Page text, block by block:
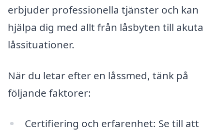
erbjuder professionella tjänster och kan
hjälpa dig med allt från låsbyten till akuta
låssituationer.
När du letar efter en låssmed, tänk på
följande faktorer:
Certifiering och erfarenhet: Se till att